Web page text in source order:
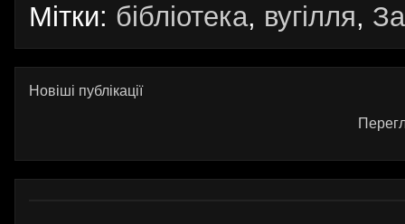
Мітки: бібліотека, вугілля,
Новіші публікації